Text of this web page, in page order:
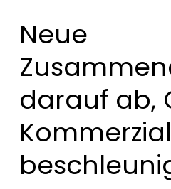
Neue
darauf ab,